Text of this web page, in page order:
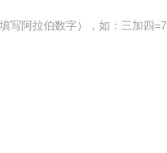
写阿拉伯数字），如：三加四=7